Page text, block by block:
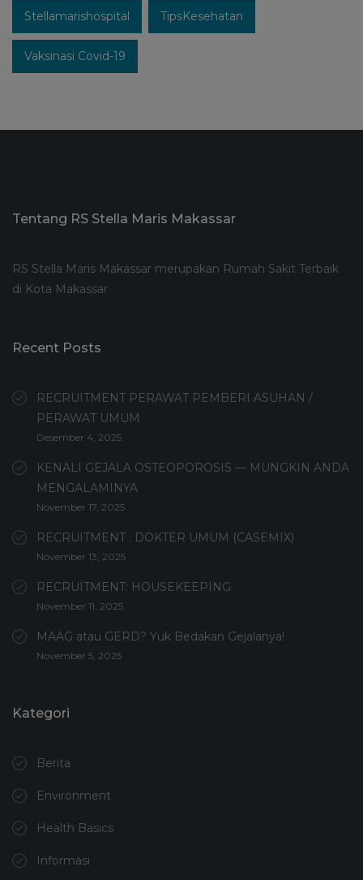
Stellamarishospital TipsKesehatan
Vaksinasi Covid-19
Tentang RS Stella Maris Makassar
RS Stella Maris Makassar merupakan Rumah Sakit Terbaik
di Kota Makassar
Recent Posts
RECRUITMENT PERAWAT PEMBERI ASUHAN /
PERAWAT UMUM
Desember 4, 2025
KENALI GEJALA OSTEOPOROSIS — MUNGKIN ANDA
MENGALAMINYA
November 17, 2025
RECRUITMENT : DOKTER UMUM (CASEMIX)
November 13, 2025
RECRUITMENT: HOUSEKEEPING
November 11, 2025
MAAG atau GERD? Yuk Bedakan Gejalanya!
November 5, 2025
Kategori
Berita
Environment
Health Basics
Informasi